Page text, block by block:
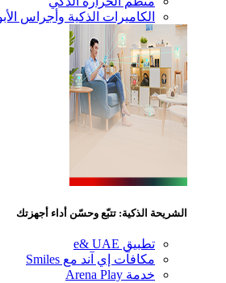
الكاميرات الذكية وأجراس الأبواب
الذكية: تتبّع وحسّن أداء أجهزتك
تطبيق e& UAE
مكافآت إي آند مع Smiles